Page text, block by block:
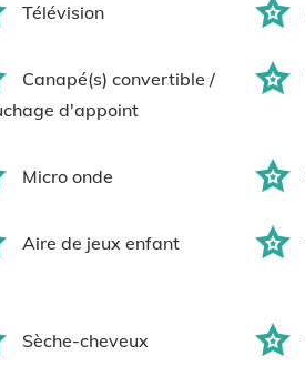
Télévision
Canapé(s) convertible /
d'appoint
Micro onde
Aire de jeux enfant
Sèche-cheveux